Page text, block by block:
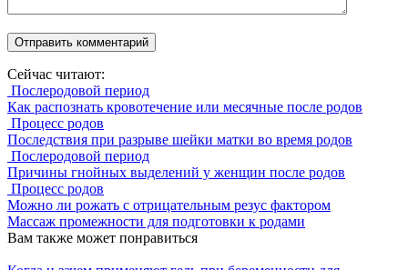
Сейчас читают:
Послеродовой период
Как распознать кровотечение или месячные после родов
Процесс родов
Последствия при разрыве шейки матки во время родов
Послеродовой период
Причины гнойных выделений у женщин после родов
Процесс родов
Можно ли рожать с отрицательным резус фактором
Массаж промежности для подготовки к родами
Вам также может понравиться